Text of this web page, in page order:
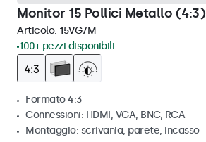
Monitor 15 Pollici Metallo (4:3)
Articolo: 15VG7M
100+ pezzi disponibili
Formato 4:3
Connessioni: HDMI, VGA, BNC, RCA
Montaggio: scrivania, parete, incasso